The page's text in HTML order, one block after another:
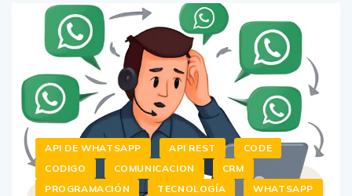
API DE WHATSAPP API REST
CODE
CODIGO
COMUNICACION
CRM
PROGRAMACIÓN
TECNOLOGÍA WHATSAPP